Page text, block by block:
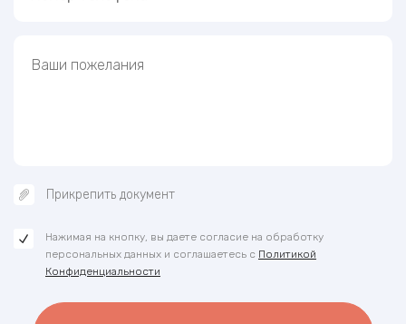
Нажимая на кнопку, вы даете согласие на обработку
персональных данных и соглашаетесь с Политикой
Конфиденциальности
Прикрепить документ